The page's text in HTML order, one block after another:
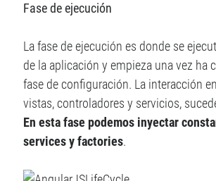
Fase de ejecución
La fase de ejecución es donde se
de la aplicación y empieza una vez ha
fase de configuración. La interacción
vistas, controladores y servicios,
En esta fase podemos inyectar
services y factories.